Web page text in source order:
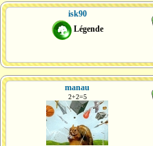
isk90
Légende
manau
2+2=5